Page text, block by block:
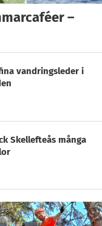
–
vandringsleder i
Skellefteås många